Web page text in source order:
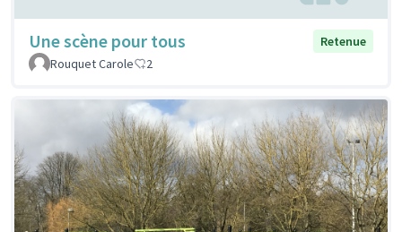
Une scène pour tous
Retenue
Rouquet Carole
2